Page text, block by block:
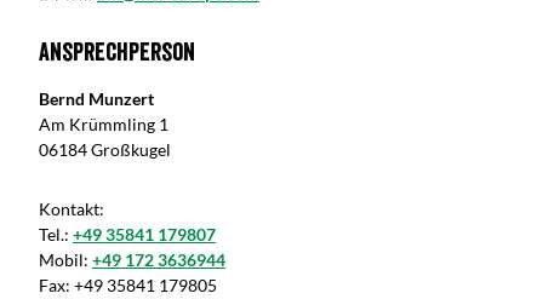
Ansprechperson
Bernd Munzert
Am Krümmling 1
06184 Großkugel
Kontakt:
Tel.: +49 35841 179807
Mobil: +49 172 3636944
Fax: +49 35841 179805